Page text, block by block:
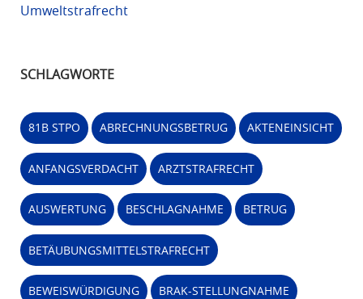
Umweltstrafrecht
SCHLAGWORTE
81B STPO ABRECHNUNGSBETRUG AKTENEINSICHT
ANFANGSVERDACHT ARZTSTRAFRECHT
AUSWERTUNG BESCHLAGNAHME BETRUG
BETÄUBUNGSMITTELSTRAFRECHT
BEWEISWÜRDIGUNG BRAK-STELLUNGNAHME